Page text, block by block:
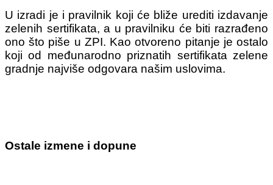
U izradi je i pravilnik koji će bliže urediti izdavanje
zelenih sertifikata, a u pravilniku će biti razrađeno
ono što piše u ZPI. Kao otvoreno pitanje je ostalo
koji od međunarodno priznatih sertifikata zelene
gradnje najviše odgovara našim uslovima.
Ostale izmene i dopune